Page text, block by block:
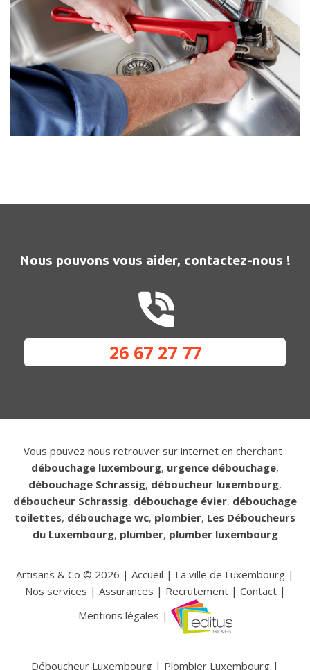
Nous pouvons vous aider, contactez-nous !
26 67 27 77
Vous pouvez nous retrouver sur internet en cherchant :
débouchage luxembourg, urgence débouchage,
débouchage Schrassig, déboucheur luxembourg,
déboucheur Schrassig, débouchage évier, débouchage
toilettes, débouchage wc, plombier, Les Déboucheurs
du Luxembourg, plumber, plumber luxembourg
Artisans & Co © 2026 | Accueil | La ville de Luxembourg |
Nos services | Assurances | Recrutement| Contact|
Mentions légales |
Déboucheur Luxembourg | Plombier Luxembourg |